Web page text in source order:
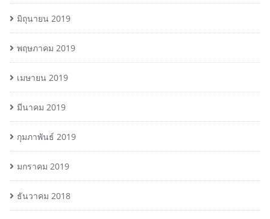
มิถุนายน 2019
พฤษภาคม 2019
เมษายน 2019
มีนาคม 2019
กุมภาพันธ์ 2019
มกราคม 2019
ธันวาคม 2018